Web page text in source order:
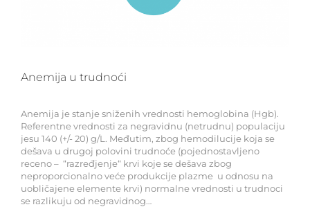
Anemija u trudnoći
Anemija je stanje sniženih vrednosti hemoglobina (Hgb).
Referentne vrednosti za negravidnu (netrudnu) populaciju
jesu 140 (+/- 20) g/L. Međutim, zbog hemodilucije koja se
dešava u drugoj polovini trudnoće (pojednostavljeno
receno – “razređjenje“ krvi koje se dešava zbog
neproporcionalno veće produkcije plazme u odnosu na
uobličajene elemente krvi) normalne vrednosti u trudnoci
se razlikuju od negravidnog…